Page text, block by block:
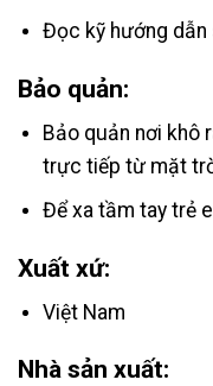
Đọc kỹ hướng
Bảo quản:
Bảo quản nơi khô
trực tiếp từ mặt
Để xa tầm tay trẻ
Xuất xứ:
Việt Nam
Nhà sản xuất: